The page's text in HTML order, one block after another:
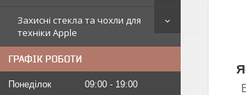
Захисні стекла та чохли для
техніки Apple
ГРАФІК РОБОТИ
Понеділок 09:00
19:00